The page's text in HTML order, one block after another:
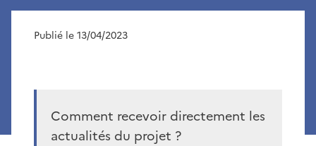
Publié le 13/04/2023
Comment recevoir directement les
actualités du projet ?